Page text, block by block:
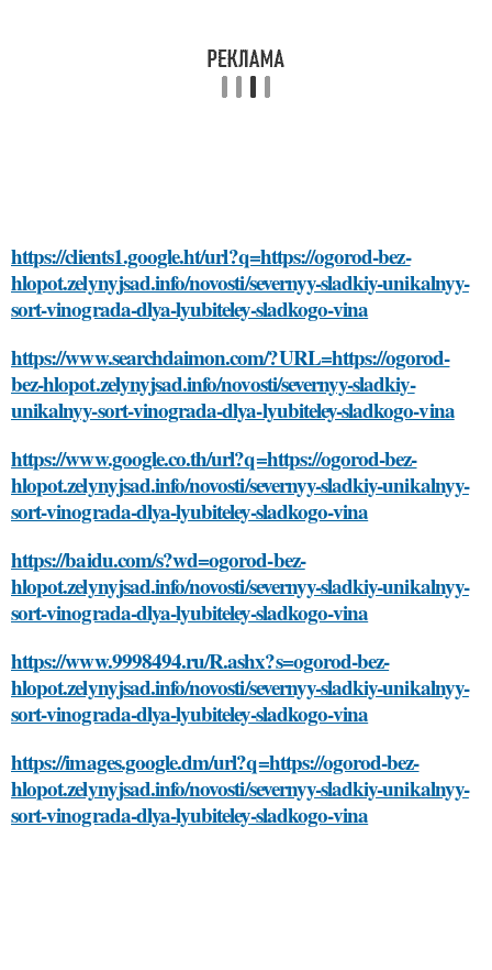
https://clients1.google.ht/url?q=https://ogorod-bez-
hlopot.zelynyjsad.info/novosti/severnyy-sladkiy-unikalnyy-
sort-vinograda-dlya-lyubiteley-sladkogo-vina
https://www.searchdaimon.com/?URL=https://ogorod-
bez-hlopot.zelynyjsad.info/novosti/severnyy-sladkiy-
unikalnyy-sort-vinograda-dlya-lyubiteley-sladkogo-vina
https://www.google.co.th/url?q=https://ogorod-bez-
hlopot.zelynyjsad.info/novosti/severnyy-sladkiy-unikalnyy-
sort-vinograda-dlya-lyubiteley-sladkogo-vina
https://baidu.com/s?wd=ogorod-bez-
hlopot.zelynyjsad.info/novosti/severnyy-sladkiy-unikalnyy-
sort-vinograda-dlya-lyubiteley-sladkogo-vina
https://www.9998494.ru/R.ashx?s=ogorod-bez-
hlopot.zelynyjsad.info/novosti/severnyy-sladkiy-unikalnyy-
sort-vinograda-dlya-lyubiteley-sladkogo-vina
https://images.google.dm/url?q=https://ogorod-bez-
hlopot.zelynyjsad.info/novosti/severnyy-sladkiy-unikalnyy-
sort-vinograda-dlya-lyubiteley-sladkogo-vina